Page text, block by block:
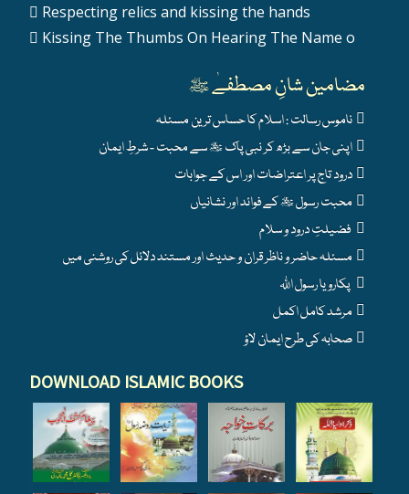
Respecting relics and kissing the hands
Kissing The Thumbs On Hearing The Name o
مضامین شانِ مصطفےٰ ﷺ
DOWNLOAD ISLAMIC BOOKS